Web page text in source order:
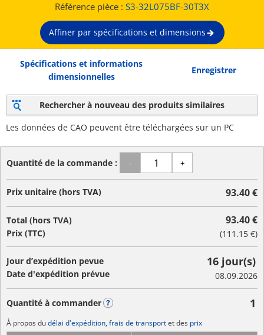
Référence pièce : S3-32L075BF-30T3X
Affiner par spécifications et dimensions
Spécifications et informations
dimensionnelles
Enregistrer
Rechercher à nouveau des produits similaires
Les données de CAO peuvent être téléchargées sur un PC
Quantité de la commande : - +
Prix unitaire (hors TVA) 93.40 €
Total (hors TVA)
Prix (TTC)
93.40 €
(111.15 €)
Jour d’expédition pevue
Date d'expédition prévue
16 jour(s)
08.09.2026
Quantité à commander 1
À propos dudélai d'expédition, frais de transportet des prix